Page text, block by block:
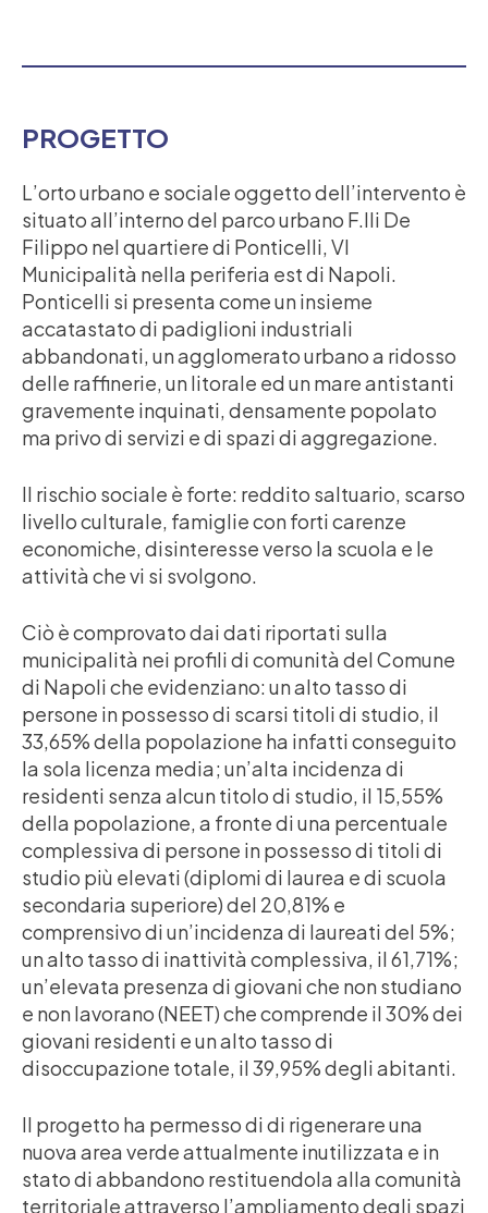
PROGETTO
L’orto urbano e sociale oggetto dell’intervento è
situato all’interno del parco urbano F.lli De
Filippo nel quartiere di Ponticelli, VI
Municipalità nella periferia est di Napoli.
Ponticelli si presenta come un insieme
accatastato di padiglioni industriali
abbandonati, un agglomerato urbano a ridosso
delle raffinerie, un litorale ed un mare antistanti
gravemente inquinati, densamente popolato
ma privo di servizi e di spazi di aggregazione.
Il rischio sociale è forte: reddito saltuario, scarso
livello culturale, famiglie con forti carenze
economiche, disinteresse verso la scuola e le
attività che vi si svolgono.
Ciò è comprovato dai dati riportati sulla
municipalità nei profili di comunità del Comune
di Napoli che evidenziano: un alto tasso di
persone in possesso di scarsi titoli di studio, il
33,65% della popolazione ha infatti conseguito
la sola licenza media; un’alta incidenza di
residenti senza alcun titolo di studio, il 15,55%
della popolazione, a fronte di una percentuale
complessiva di persone in possesso di titoli di
studio più elevati (diplomi di laurea e di scuola
secondaria superiore) del 20,81% e
comprensivo di un’incidenza di laureati del 5%;
un alto tasso di inattività complessiva, il 61,71%;
un’elevata presenza di giovani che non studiano
e non lavorano (NEET) che comprende il 30% dei
giovani residenti e un alto tasso di
disoccupazione totale, il 39,95% degli abitanti.
Il progetto ha permesso di di rigenerare una
nuova area verde attualmente inutilizzata e in
stato di abbandono restituendola alla comunità
territoriale attraverso l’ampliamento degli spazi